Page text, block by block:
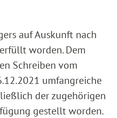
auf Auskunft nach
worden. Dem
Schreiben vom
umfangreiche
der zugehörigen
gestellt worden.